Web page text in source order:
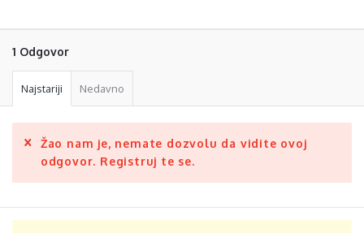
1 Odgovor
Najstariji Nedavno
Žao nam je, nemate dozvolu da vidite ovoj
odgovor. Registruj te se.